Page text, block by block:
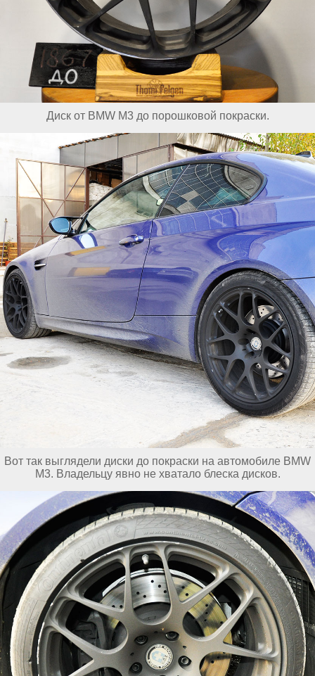
Диск от BMW M3 до порошковой покраски.
Вот так выглядели диски до покраски на автомобиле BMW
M3. Владельцу явно не хватало блеска дисков.